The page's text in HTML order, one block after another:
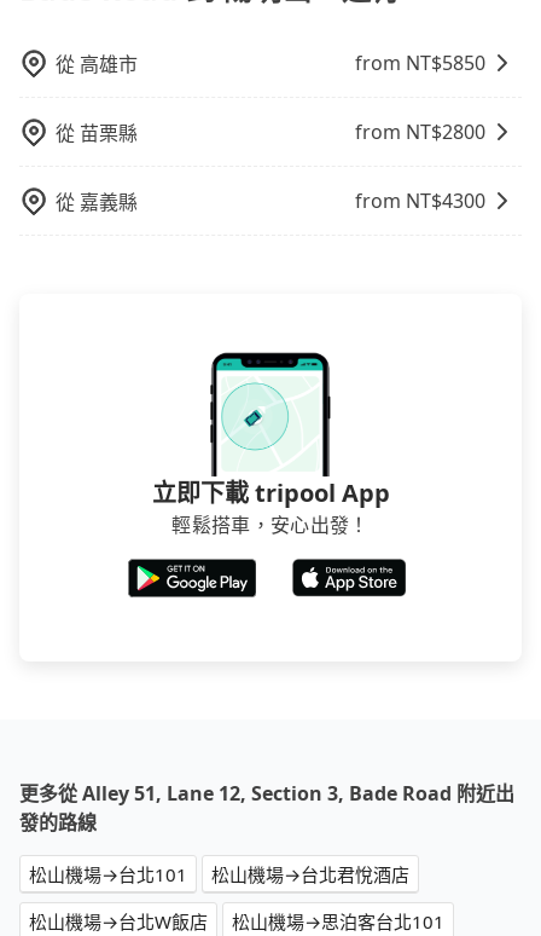
請下車終止行程事小，如果發生意外，保險公司可不予
賠償就事大了。千萬別為了省小錢而把朋友親人的安全
給賭上。通常人數沒有超過10位，建議預約一台九人座
與一台小轎車比較划算，如人數超過12位就一定是叫一
是禁止大客車通行的，建議在預定時最好先與車行或平
從 高雄市 from NT$5850
從 苗栗縣 from NT$2800
從 嘉義縣 from NT$4300
立即下載 tripool App
輕鬆搭車，安心出發！
更多從 Alley 51, Lane 12, Section 3, Bade Road 附近出
發的路線
松山機場→台北101
松山機場→台北君悅酒店
松山機場→台北W飯店
松山機場→思泊客台北101